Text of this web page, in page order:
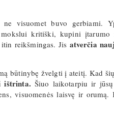
visuomet buvo gerbiami.
kritiški, kupini
reikšmingas. Jis atverčia
būtinybę žvelgti į ateitį. Kad
ištrinta. Šiuo laikotarpiu ir
visuomenės laisvę ir